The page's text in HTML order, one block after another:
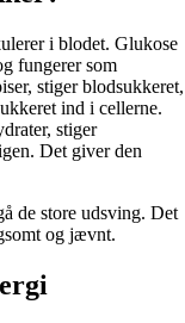
i blodet. Glukose
fungerer som
stiger blodsukkeret,
ind i cellerne.
stiger
Det giver den
de store udsving. Det
og jævnt.